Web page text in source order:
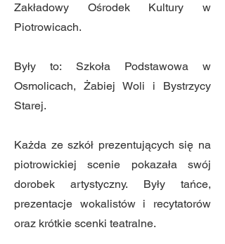
Zakładowy Ośrodek Kultury w
Piotrowicach.
Były to: Szkoła Podstawowa w
Osmolicach, Żabiej Woli i Bystrzycy
Starej.
Każda ze szkół prezentujących się na
piotrowickiej scenie pokazała swój
dorobek artystyczny. Były tańce,
prezentacje wokalistów i recytatorów
oraz krótkie scenki teatralne.